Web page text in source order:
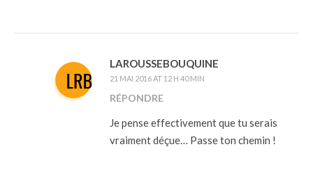
LAROUSSEBOUQUINE
21 MAI 2016 AT 12 H 40 MIN
RÉPONDRE
Je pense effectivement que tu serais
vraiment déçue… Passe ton chemin !